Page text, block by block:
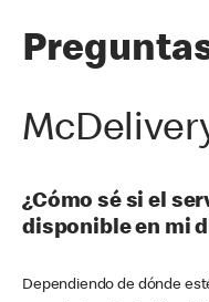
¿Cómo sé si el
disponible en mi
Dependiendo de dónde